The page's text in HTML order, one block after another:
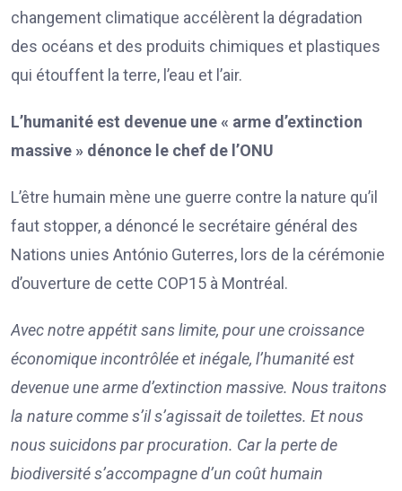
changement climatique accélèrent la dégradation
des océans et des produits chimiques et plastiques
qui étouffent la terre, l’eau et l’air.
L’humanité est devenue une « arme d’extinction
massive » dénonce le chef de l’ONU
L’être humain mène une guerre contre la nature qu’il
faut stopper, a dénoncé le secrétaire général des
Nations unies António Guterres, lors de la cérémonie
d’ouverture de cette COP15 à Montréal.
Avec notre appétit sans limite, pour une croissance
économique incontrôlée et inégale, l’humanité est
devenue une arme d’extinction massive. Nous traitons
la nature comme s’il s’agissait de toilettes. Et nous
nous suicidons par procuration. Car la perte de
biodiversité s’accompagne d’un coût humain